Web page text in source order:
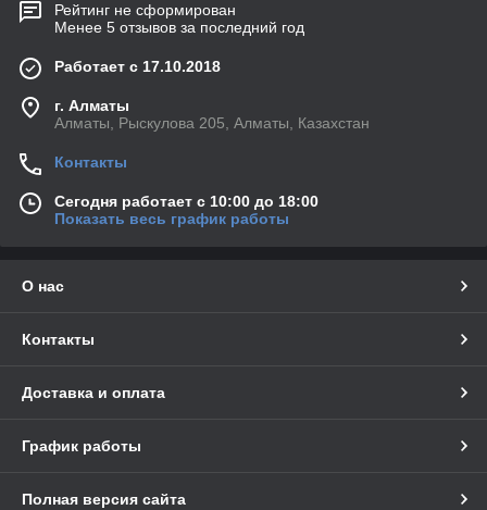
Рейтинг не сформирован
Менее 5 отзывов за последний год
Работает с 17.10.2018
г. Алматы
Алматы, Рыскулова 205, Алматы, Казахстан
Контакты
Сегодня работает с 10:00 до 18:00
Показать весь график работы
О нас
Контакты
Доставка и оплата
График работы
Полная версия сайта